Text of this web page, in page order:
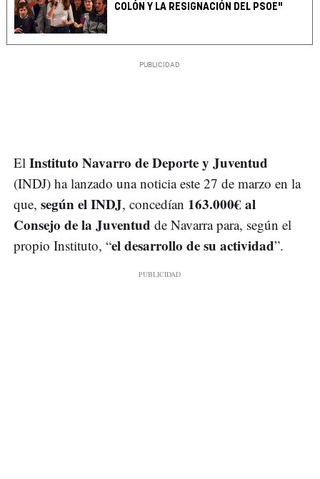
COLÓN Y LA RESIGNACIÓN DEL PSOE"
El Instituto Navarro de Deporte y Juventud
(INDJ) ha lanzado una noticia este 27 de marzo en la
que, según el INDJ, concedían 163.000€ al
Consejo de la Juventud de Navarra para, según el
propio Instituto, “el desarrollo de su actividad”.